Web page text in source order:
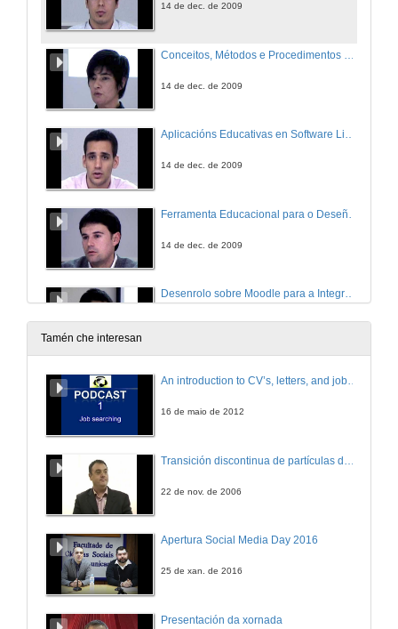
14 de dec. de 2009
14 de dec. de 2009
Aplicacións Educativas en Software Libre para Universidades Latinoamericanas - Distribución Linux LULA para Universidades Latinoamericanas
14 de dec. de 2009
14 de dec. de 2009
Desenrolo sobre Moodle para a Integración de Contidos na Docencia da Informática
14 de dec. de 2009
Tamén che interesan
An introduction to CV’s, letters, and job searching
16 de maio de 2012
22 de nov. de 2006
Apertura Social Media Day 2016
25 de xan. de 2016
Presentación da xornada